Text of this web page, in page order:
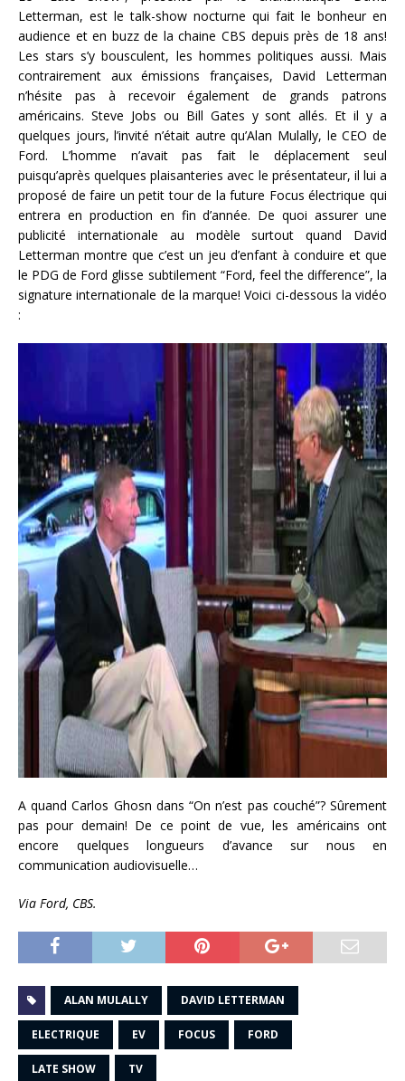
Letterman, est le talk-show nocturne qui fait le bonheur en
audience et en buzz de la chaine CBS depuis près de 18 ans!
Les stars s’y bousculent, les hommes politiques aussi. Mais
contrairement aux émissions françaises, David Letterman
n’hésite pas à recevoir également de grands patrons
américains. Steve Jobs ou Bill Gates y sont allés. Et il y a
quelques jours, l’invité n’était autre qu’Alan Mulally, le CEO de
Ford. L’homme n’avait pas fait le déplacement seul
puisqu’après quelques plaisanteries avec le présentateur, il lui a
proposé de faire un petit tour de la future Focus électrique qui
entrera en production en fin d’année. De quoi assurer une
publicité internationale au modèle surtout quand David
Letterman montre que c’est un jeu d’enfant à conduire et que
le PDG de Ford glisse subtilement “Ford, feel the difference”, la
signature internationale de la marque! Voici ci-dessous la vidéo
:
A quand Carlos Ghosn dans “On n’est pas couché”? Sûrement
pas pour demain! De ce point de vue, les américains ont
encore quelques longueurs d’avance sur nous en
communication audiovisuelle…
Via Ford, CBS.
ALAN MULALLY DAVID LETTERMAN
ELECTRIQUE EV FOCUS FORD
LATE SHOW TV